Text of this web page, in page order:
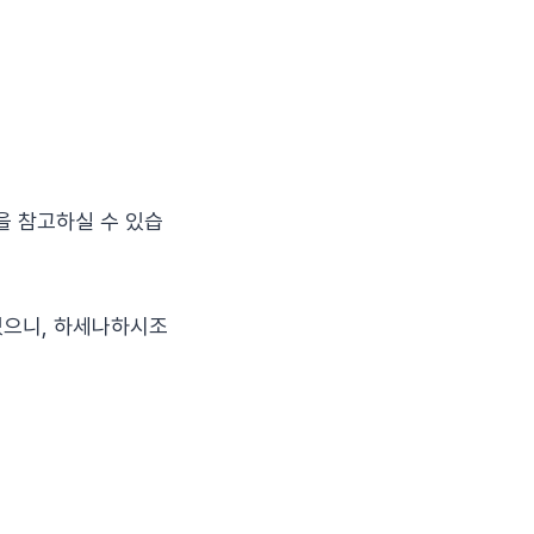
참고하실 수 있습
니, 하세나하시조